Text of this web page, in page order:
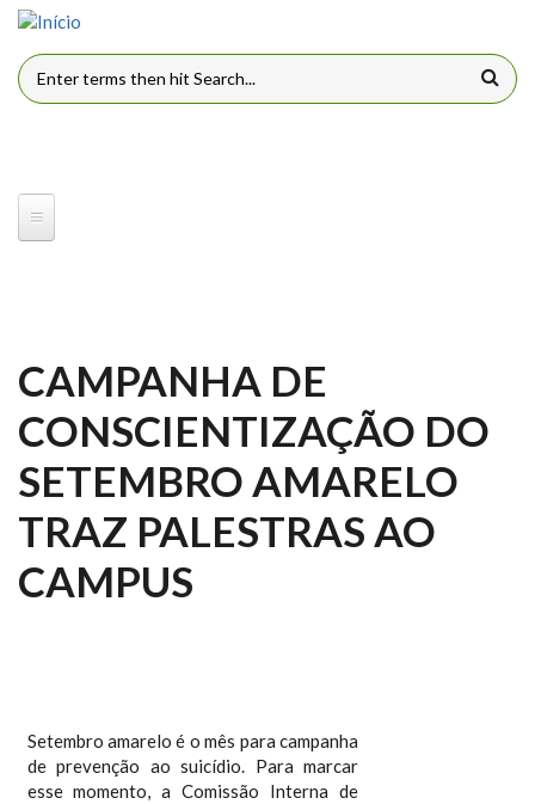
Pular para o conteúdo principal
FORMULÁRIO DE BUSCA
CAMPANHA DE
CONSCIENTIZAÇÃO DO
SETEMBRO AMARELO
TRAZ PALESTRAS AO
CAMPUS
Setembro amarelo é o mês para campanha
de prevenção ao suicídio. Para marcar
esse momento, a Comissão Interna de